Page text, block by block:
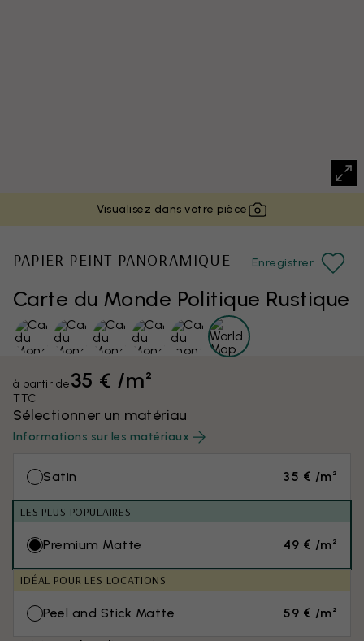
Visualisez dans votre pièce
Carte du Monde Politique Rustique
PAPIER PEINT PANORAMIQUE Enregistrer
à partir de35 € /m²
TTC
Sélectionner un matériau
Informations sur les matériaux
Satin 35 € /m²
LES PLUS POPULAIRES
Premium Matte 49 € /m²
IDÉAL POUR LES LOCATIONS
Peel and Stick Matte 59 € /m²